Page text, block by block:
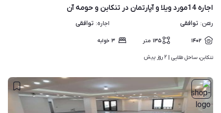
اجاره 14مورد ویلا و آپارتمان در تنکابن و حومه آن
رهن: توافقی اجاره: توافقی
۱۴۰۲ ۱۳۵ متر ۳ خوابه
تنکابن، ساحل طلایی | ۲ روز پیش